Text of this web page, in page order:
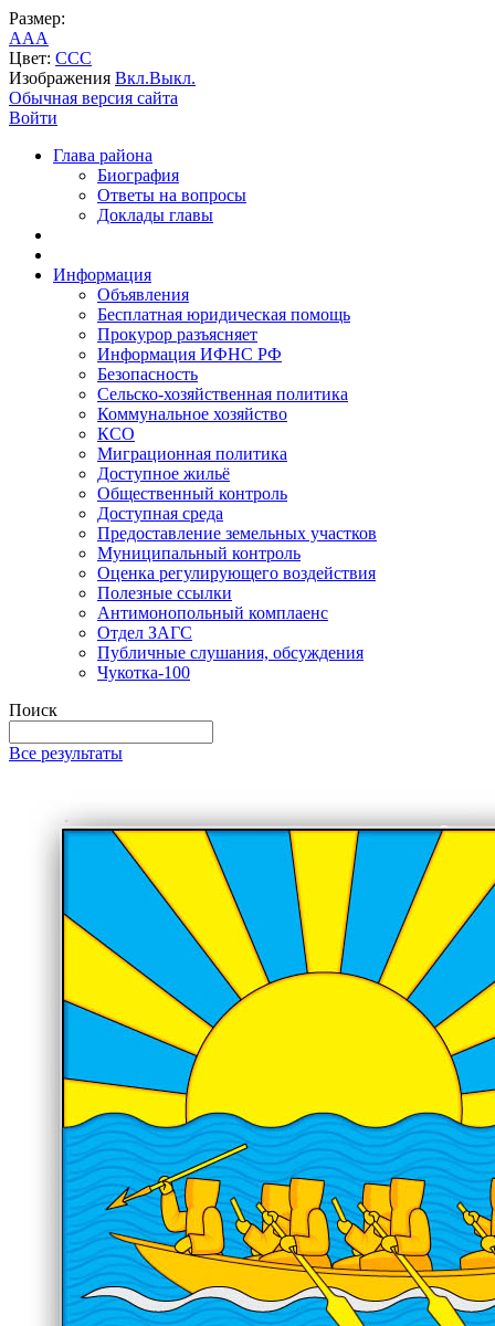
Размер:
AAA
Цвет: CCC
Изображения Вкл.Выкл.
Обычная версия сайта
Войти
Глава района
Биография
Ответы на вопросы
Доклады главы
Информация
Объявления
Бесплатная юридическая помощь
Прокурор разъясняет
Информация ИФНС РФ
Безопасность
Сельско-хозяйственная политика
Коммунальное хозяйство
КСО
Миграционная политика
Доступное жильё
Общественный контроль
Доступная среда
Предоставление земельных участков
Муниципальный контроль
Оценка регулирующего воздействия
Полезные ссылки
Антимонопольный комплаенс
Отдел ЗАГС
Публичные слушания, обсуждения
Чукотка-100
Поиск
Все результаты